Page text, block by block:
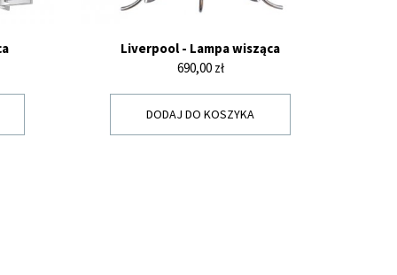
Liverpool - Lampa wisząca
Cena
690,00 zł
DODAJ DO KOSZYKA